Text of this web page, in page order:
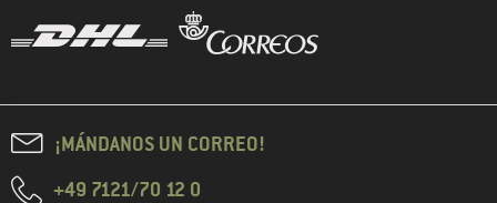
¡MÁNDANOS UN CORREO!
+49 7121/70 12 0